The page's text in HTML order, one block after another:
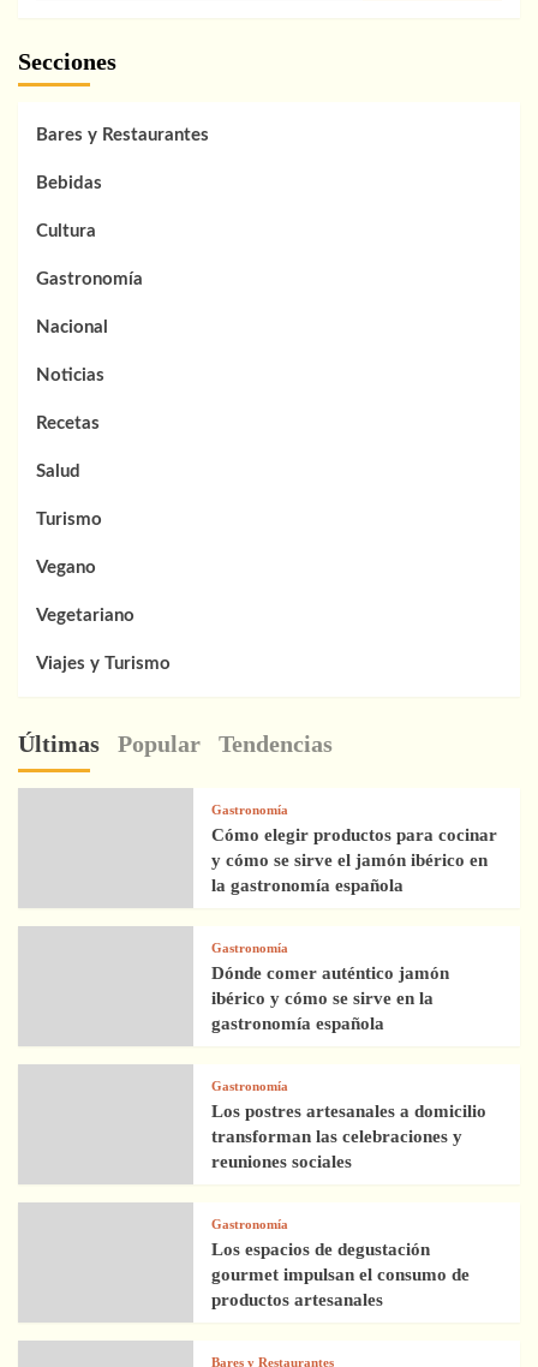
Secciones
Bares y Restaurantes
Bebidas
Cultura
Gastronomía
Nacional
Noticias
Recetas
Salud
Turismo
Vegano
Vegetariano
Viajes y Turismo
Últimas Popular Tendencias
Gastronomía
Cómo elegir productos para cocinar
y cómo se sirve el jamón ibérico en
la gastronomía española
Gastronomía
Dónde comer auténtico jamón
ibérico y cómo se sirve en la
gastronomía española
Gastronomía
Los postres artesanales a domicilio
transforman las celebraciones y
reuniones sociales
Gastronomía
Los espacios de degustación
gourmet impulsan el consumo de
productos artesanales
Bares y Restaurantes